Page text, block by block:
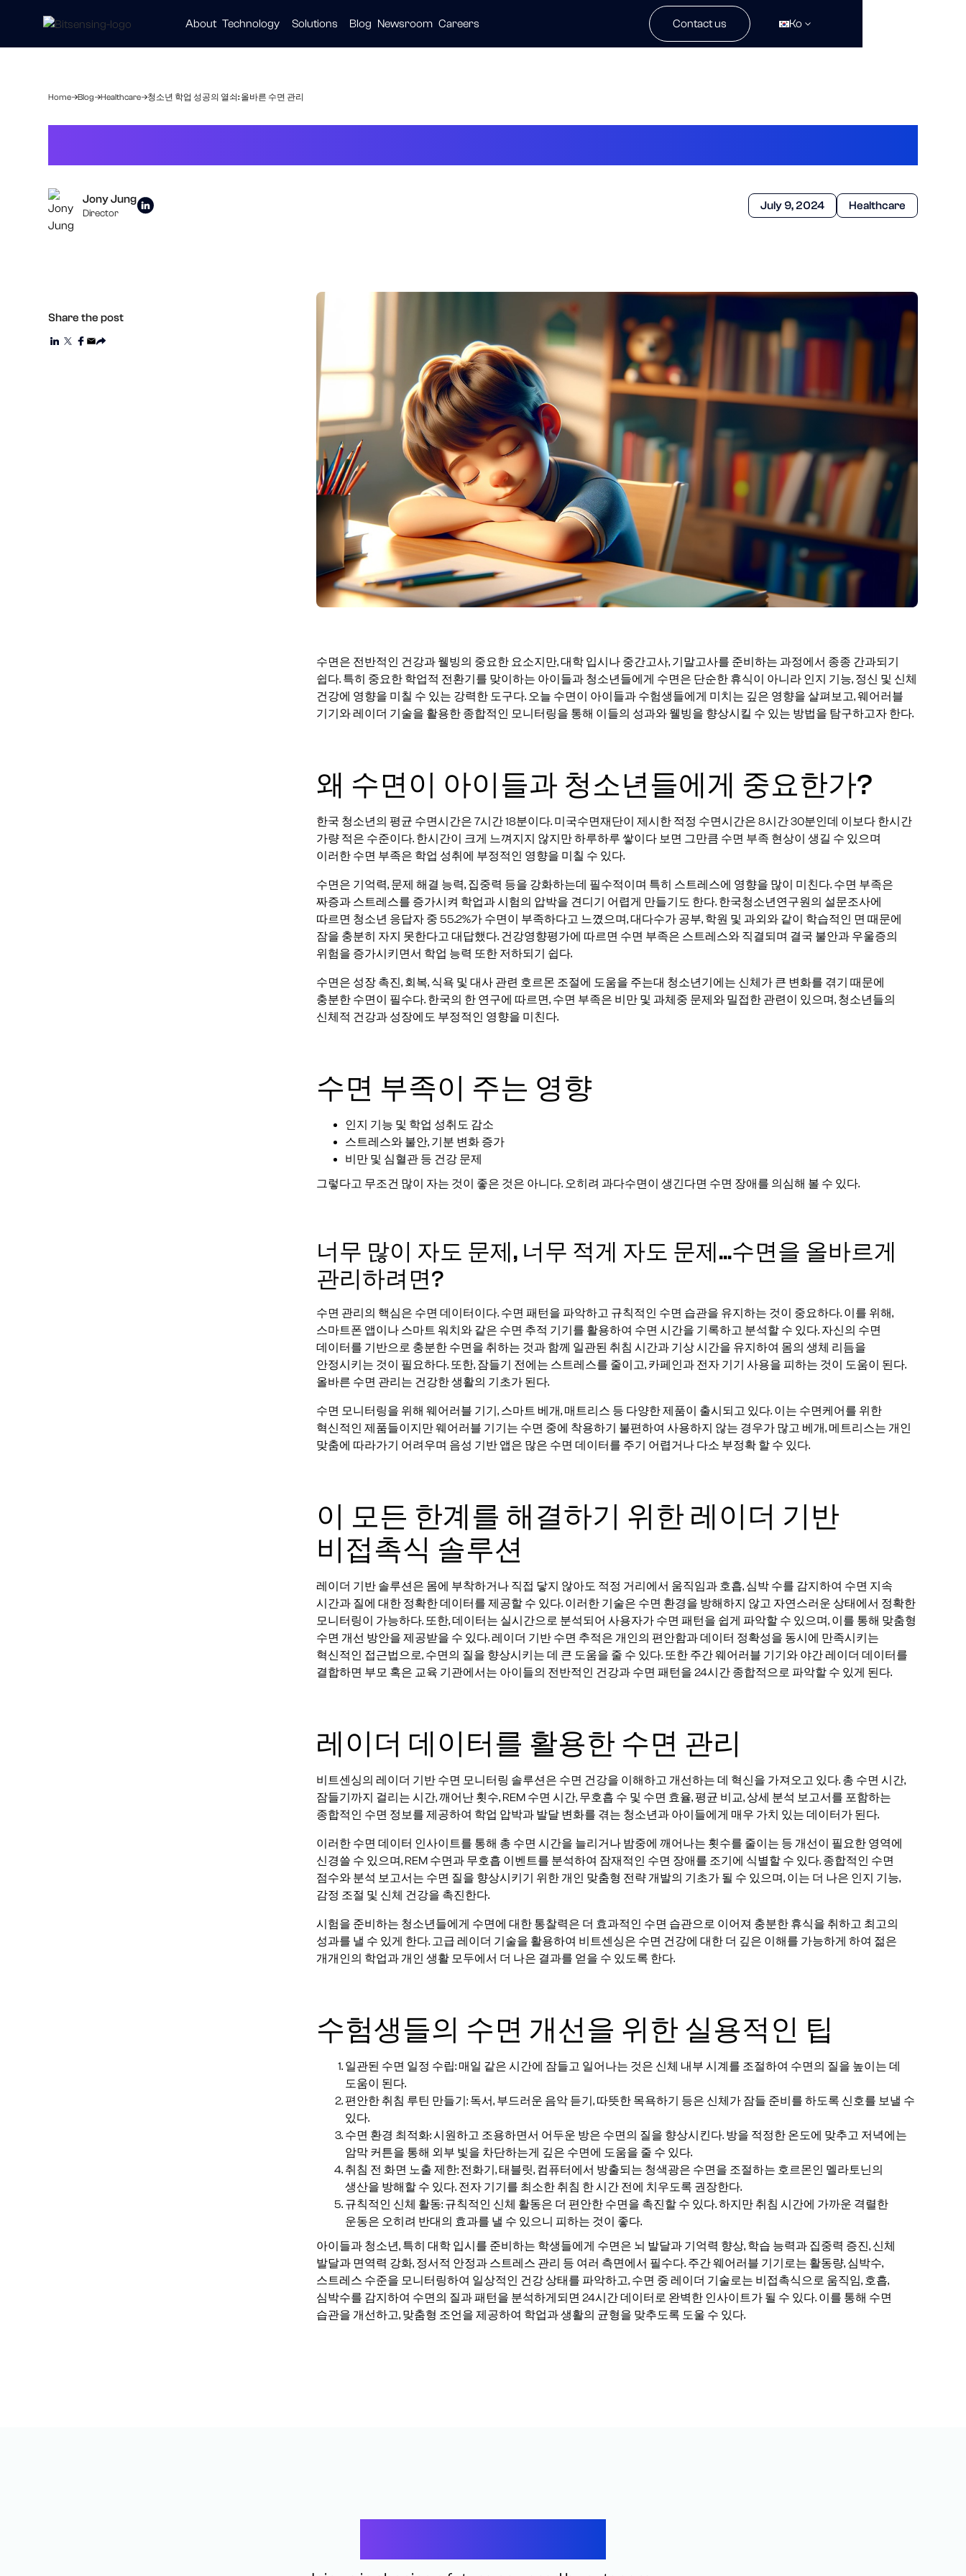
About Technology Solutions
Healthcare
Blog Newsroom Careers Contact us Ko
Home Blog Healthcare 청소년 학업 성공의 열쇠: 올바른 수면 관리
Jony Jung
Director
July 9, 2024 Healthcare
Share the post
수면은 전반적인 건강과 웰빙의 중요한 요소지만, 대학 입시나 중간고사, 기말고사를 준비하는 과정에서 종종 간과되기
쉽다. 특히 중요한 학업적 전환기를 맞이하는 아이들과 청소년들에게 수면은 단순한 휴식이 아니라 인지 기능, 정신 및 신체
건강에 영향을 미칠 수 있는 강력한 도구다. 오늘 수면이 아이들과 수험생들에게 미치는 깊은 영향을 살펴보고, 웨어러블
기기와 레이더 기술을 활용한 종합적인 모니터링을 통해 이들의 성과와 웰빙을 향상시킬 수 있는 방법을 탐구하고자 한다.
왜 수면이 아이들과 청소년들에게 중요한가?
한국 청소년의 평균 수면시간은 7시간 18분이다. 미국수면재단이 제시한 적정 수면시간은 8시간 30분인데 이보다 한시간
가량 적은 수준이다. 한시간이 크게 느껴지지 않지만 하루하루 쌓이다 보면 그만큼 수면 부족 현상이 생길 수 있으며
이러한 수면 부족은 학업 성취에 부정적인 영향을 미칠 수 있다.
수면은 기억력, 문제 해결 능력, 집중력 등을 강화하는데 필수적이며 특히 스트레스에 영향을 많이 미친다. 수면 부족은
짜증과 스트레스를 증가시켜 학업과 시험의 압박을 견디기 어렵게 만들기도 한다. 한국청소년연구원의 설문조사에
따르면 청소년 응답자 중 55.2%가 수면이 부족하다고 느꼈으며, 대다수가 공부, 학원 및 과외와 같이 학습적인 면 때문에
잠을 충분히 자지 못한다고 대답했다. 건강영향평가에 따르면 수면 부족은 스트레스와 직결되며 결국 불안과 우울증의
위험을 증가시키면서 학업 능력 또한 저하되기 쉽다.
수면은 성장 촉진, 회복, 식욕 및 대사 관련 호르몬 조절에 도움을 주는대 청소년기에는 신체가 큰 변화를 겪기 때문에
충분한 수면이 필수다. 한국의 한 연구에 따르면, 수면 부족은 비만 및 과체중 문제와 밀접한 관련이 있으며, 청소년들의
신체적 건강과 성장에도 부정적인 영향을 미친다.
수면 부족이 주는 영향
인지 기능 및 학업 성취도 감소
스트레스와 불안, 기분 변화 증가
비만 및 심혈관 등 건강 문제
그렇다고 무조건 많이 자는 것이 좋은 것은 아니다. 오히려 과다수면이 생긴다면 수면 장애를 의심해 볼 수 있다.
너무 많이 자도 문제, 너무 적게 자도 문제...수면을 올바르게
관리하려면?
수면 관리의 핵심은 수면 데이터이다. 수면 패턴을 파악하고 규칙적인 수면 습관을 유지하는 것이 중요하다. 이를 위해,
스마트폰 앱이나 스마트 워치와 같은 수면 추적 기기를 활용하여 수면 시간을 기록하고 분석할 수 있다. 자신의 수면
데이터를 기반으로 충분한 수면을 취하는 것과 함께 일관된 취침 시간과 기상 시간을 유지하여 몸의 생체 리듬을
안정시키는 것이 필요하다. 또한, 잠들기 전에는 스트레스를 줄이고, 카페인과 전자 기기 사용을 피하는 것이 도움이 된다.
올바른 수면 관리는 건강한 생활의 기초가 된다.
수면 모니터링을 위해 웨어러블 기기, 스마트 베개, 매트리스 등 다양한 제품이 출시되고 있다. 이는 수면케어를 위한
혁신적인 제품들이지만 웨어러블 기기는 수면 중에 착용하기 불편하여 사용하지 않는 경우가 많고 베개, 메트리스는 개인
맞춤에 따라가기 어려우며 음성 기반 앱은 많은 수면 데이터를 주기 어렵거나 다소 부정확 할 수 있다.
이 모든 한계를 해결하기 위한 레이더 기반
비접촉식 솔루션
레이더 기반 솔루션은 몸에 부착하거나 직접 닿지 않아도 적정 거리에서 움직임과 호흡, 심박 수를 감지하여 수면 지속
시간과 질에 대한 정확한 데이터를 제공할 수 있다. 이러한 기술은 수면 환경을 방해하지 않고 자연스러운 상태에서 정확한
모니터링이 가능하다. 또한, 데이터는 실시간으로 분석되어 사용자가 수면 패턴을 쉽게 파악할 수 있으며, 이를 통해 맞춤형
수면 개선 방안을 제공받을 수 있다. 레이더 기반 수면 추적은 개인의 편안함과 데이터 정확성을 동시에 만족시키는
혁신적인 접근법으로, 수면의 질을 향상시키는 데 큰 도움을 줄 수 있다. 또한 주간 웨어러블 기기와 야간 레이더 데이터를
결합하면 부모 혹은 교육 기관에서는 아이들의 전반적인 건강과 수면 패턴을 24시간 종합적으로 파악할 수 있게 된다.
레이더 데이터를 활용한 수면 관리
비트센싱의 레이더 기반 수면 모니터링 솔루션은 수면 건강을 이해하고 개선하는 데 혁신을 가져오고 있다. 총 수면 시간,
잠들기까지 걸리는 시간, 깨어난 횟수, REM 수면 시간, 무호흡 수 및 수면 효율, 평균 비교, 상세 분석 보고서를 포함하는
종합적인 수면 정보를 제공하여 학업 압박과 발달 변화를 겪는 청소년과 아이들에게 매우 가치 있는 데이터가 된다.
이러한 수면 데이터 인사이트를 통해 총 수면 시간을 늘리거나 밤중에 깨어나는 횟수를 줄이는 등 개선이 필요한 영역에
신경쓸 수 있으며, REM 수면과 무호흡 이벤트를 분석하여 잠재적인 수면 장애를 조기에 식별할 수 있다. 종합적인 수면
점수와 분석 보고서는 수면 질을 향상시키기 위한 개인 맞춤형 전략 개발의 기초가 될 수 있으며, 이는 더 나은 인지 기능,
감정 조절 및 신체 건강을 촉진한다.
시험을 준비하는 청소년들에게 수면에 대한 통찰력은 더 효과적인 수면 습관으로 이어져 충분한 휴식을 취하고 최고의
성과를 낼 수 있게 한다. 고급 레이더 기술을 활용하여 비트센싱은 수면 건강에 대한 더 깊은 이해를 가능하게 하여 젊은
개개인의 학업과 개인 생활 모두에서 더 나은 결과를 얻을 수 있도록 한다.
수험생들의 수면 개선을 위한 실용적인 팁
일관된 수면 일정 수립: 매일 같은 시간에 잠들고 일어나는 것은 신체 내부 시계를 조절하여 수면의 질을 높이는 데
도움이 된다.
편안한 취침 루틴 만들기: 독서, 부드러운 음악 듣기, 따뜻한 목욕하기 등은 신체가 잠들 준비를 하도록 신호를 보낼 수
있다.
수면 환경 최적화: 시원하고 조용하면서 어두운 방은 수면의 질을 향상시킨다. 방을 적정한 온도에 맞추고 저녁에는
암막 커튼을 통해 외부 빛을 차단하는게 깊은 수면에 도움을 줄 수 있다.
취침 전 화면 노출 제한: 전화기, 태블릿, 컴퓨터에서 방출되는 청색광은 수면을 조절하는 호르몬인 멜라토닌의
생산을 방해할 수 있다. 전자 기기를 최소한 취침 한 시간 전에 치우도록 권장한다.
규칙적인 신체 활동: 규칙적인 신체 활동은 더 편안한 수면을 촉진할 수 있다. 하지만 취침 시간에 가까운 격렬한
운동은 오히려 반대의 효과를 낼 수 있으니 피하는 것이 좋다.
아이들과 청소년, 특히 대학 입시를 준비하는 학생들에게 수면은 뇌 발달과 기억력 향상, 학습 능력과 집중력 증진, 신체
발달과 면역력 강화, 정서적 안정과 스트레스 관리 등 여러 측면에서 필수다. 주간 웨어러블 기기로는 활동량, 심박수,
스트레스 수준을 모니터링하여 일상적인 건강 상태를 파악하고, 수면 중 레이더 기술로는 비접촉식으로 움직임, 호흡,
심박수를 감지하여 수면의 질과 패턴을 분석하게되면 24시간 데이터로 완벽한 인사이트가 될 수 있다. 이를 통해 수면
습관을 개선하고, 맞춤형 조언을 제공하여 학업과 생활의 균형을 맞추도록 도울 수 있다.